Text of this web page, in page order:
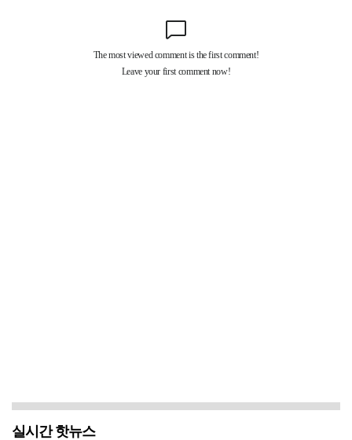
실시간 핫뉴스